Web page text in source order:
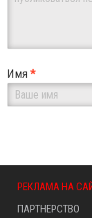
Имя*
РЕКЛАМА НА
ПАРТНЕРСТВО